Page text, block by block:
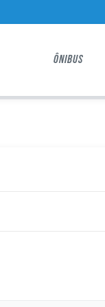
ÔNIBUS